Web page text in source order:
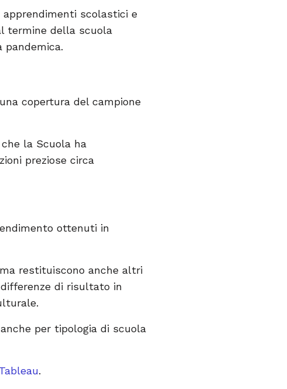
scolastici e
termine della scuola
pandemica.
copertura del campione
la Scuola ha
preziose circa
ottenuti in
ma restituiscono anche altri
di risultato in
per tipologia di scuola
Tableau.